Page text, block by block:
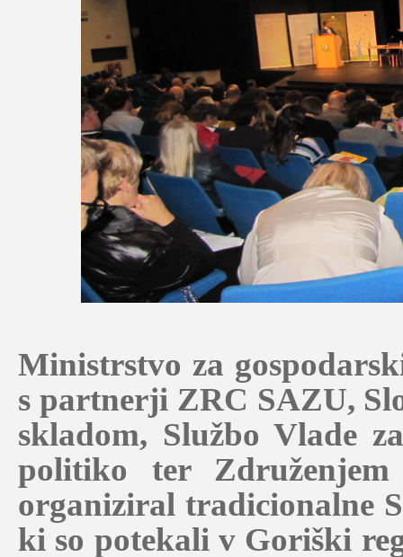
Ministrstvo za
s partnerji ZRC SAZU,
skladom, Službo Vlade
politiko ter
organiziral tradicionalne
ki so potekali v Goriški